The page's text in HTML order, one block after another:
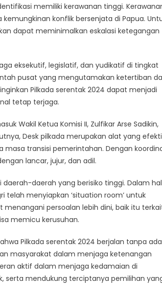
memiliki kerawanan tinggi.
konflik bersenjata di Papua.
dapat meminimalkan eskalasi ketegangan
eksekutif, legislatif, dan yudikatif di tingkat
pusat yang mengutamakan ketertiban
Pilkada serentak 2024 dapat menjadi
tetap terjaga.
Wakil Ketua Komisi II, Zulfikar Arse Sadikin,
Desk pilkada merupakan alat yang
transisi pemerintahan. Dengan
lancar, jujur, dan adil.
daerah yang berisiko tinggi. Dalam hal
telah menyiapkan ‘situation room’ untuk
persoalan lebih dini, baik itu
memicu kerusuhan.
Pilkada serentak 2024 berjalan tanpa ada
masyarakat dalam menjaga ketenangan
aktif dalam menjaga kedamaian di
serta mendukung terciptanya pemilihan